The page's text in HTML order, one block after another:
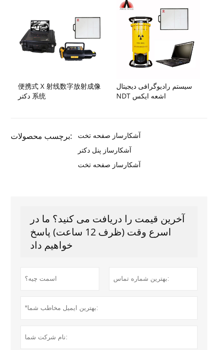
便携式 X 射线数字放射成像
دکتر 系统
سیستم رادیوگرافی دیجیتال
NDT اشعه ایکس
برچسب محصولات:
آشکارساز صفحه تخت
آشکارساز پنل دکتر
آشکارساز صفحه تخت
آخرین قیمت را دریافت می کنید؟ ما در
اسرع وقت (ظرف 12 ساعت) پاسخ
خواهیم داد